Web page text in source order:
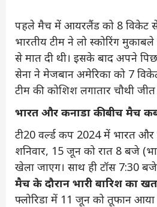
पहले मैच में आयरलैंड को 8 विकेट से
भारतीय टीम ने लो स्‍कोरिंग
से मात दी थी। इसके बाद अपने
सेना ने मेजबान अमेरिका को 7
टीम की कोशिश लगातार चौथी
भारत और कनाडा की बीच मैच
टी20 वर्ल्ड कप 2024 में भारत
शनिवार, 15 जून को रात 8 बजे
खेला जाएग। साथ ही टॉस 7:30 बजे
मैच के दौरान भारी बारिश का
फ्लोरिडा में 11 जून को तूफान